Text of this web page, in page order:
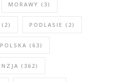
MORAWY (3)
(2) PODLASIE (2)
POLSKA (63)
(362)